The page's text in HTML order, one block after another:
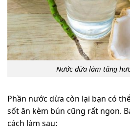
Nước dừa làm tăng
Phần nước dừa còn lại bạn có
sốt ăn kèm bún cũng rất ngon.
cách làm sau: